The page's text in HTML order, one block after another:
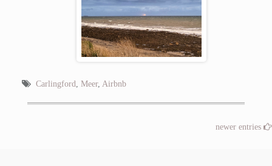
Carlingford Meer, Airbnb
newer entries